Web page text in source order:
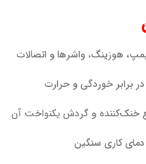
هوزینگ، واشرها و اتصالات
برابر خوردگی و حرارت
خنک‌کننده و گردش یکنواخت آن
دمای کاری سنگین